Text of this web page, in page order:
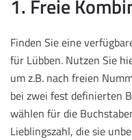
1. Freie
Finden Sie eine
für Lübben. Nutzen Sie
um z.B. nach freien
bei zwei fest definierten
wählen für die
Lieblingszahl, die sie